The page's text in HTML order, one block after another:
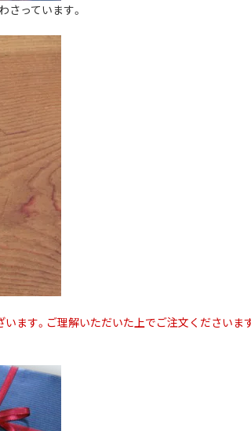
っています。
ます。ご理解いただいた上でご注文くださいま